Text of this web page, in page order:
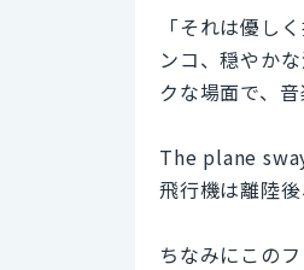
「それは優し
ンコ、穏やか
クな場面で、
The plane
飛行機は離陸
ちなみにこの